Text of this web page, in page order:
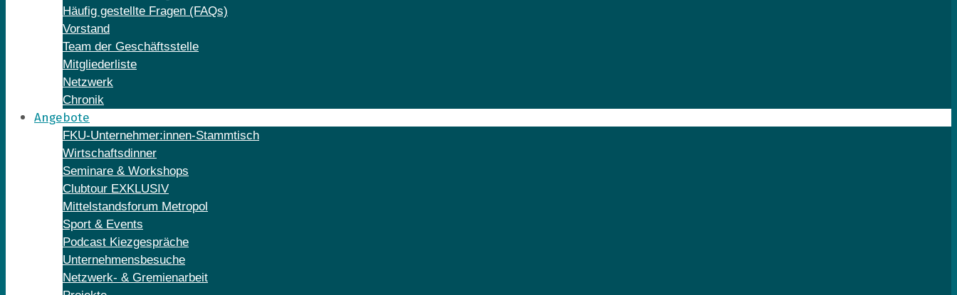
Häufig gestellte Fragen (FAQs)
Vorstand
Team der Geschäftsstelle
Mitgliederliste
Netzwerk
Chronik
Angebote
FKU-Unternehmer:innen-Stammtisch
Wirtschaftsdinner
Seminare & Workshops
Clubtour EXKLUSIV
Mittelstandsforum Metropol
Sport & Events
Podcast Kiezgespräche
Unternehmensbesuche
Netzwerk- & Gremienarbeit